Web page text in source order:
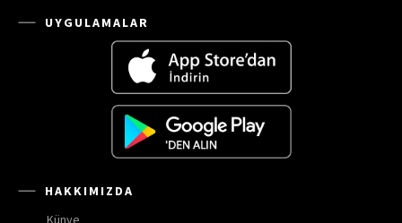
UYGULAMALAR
HAKKIMIZDA
Künye